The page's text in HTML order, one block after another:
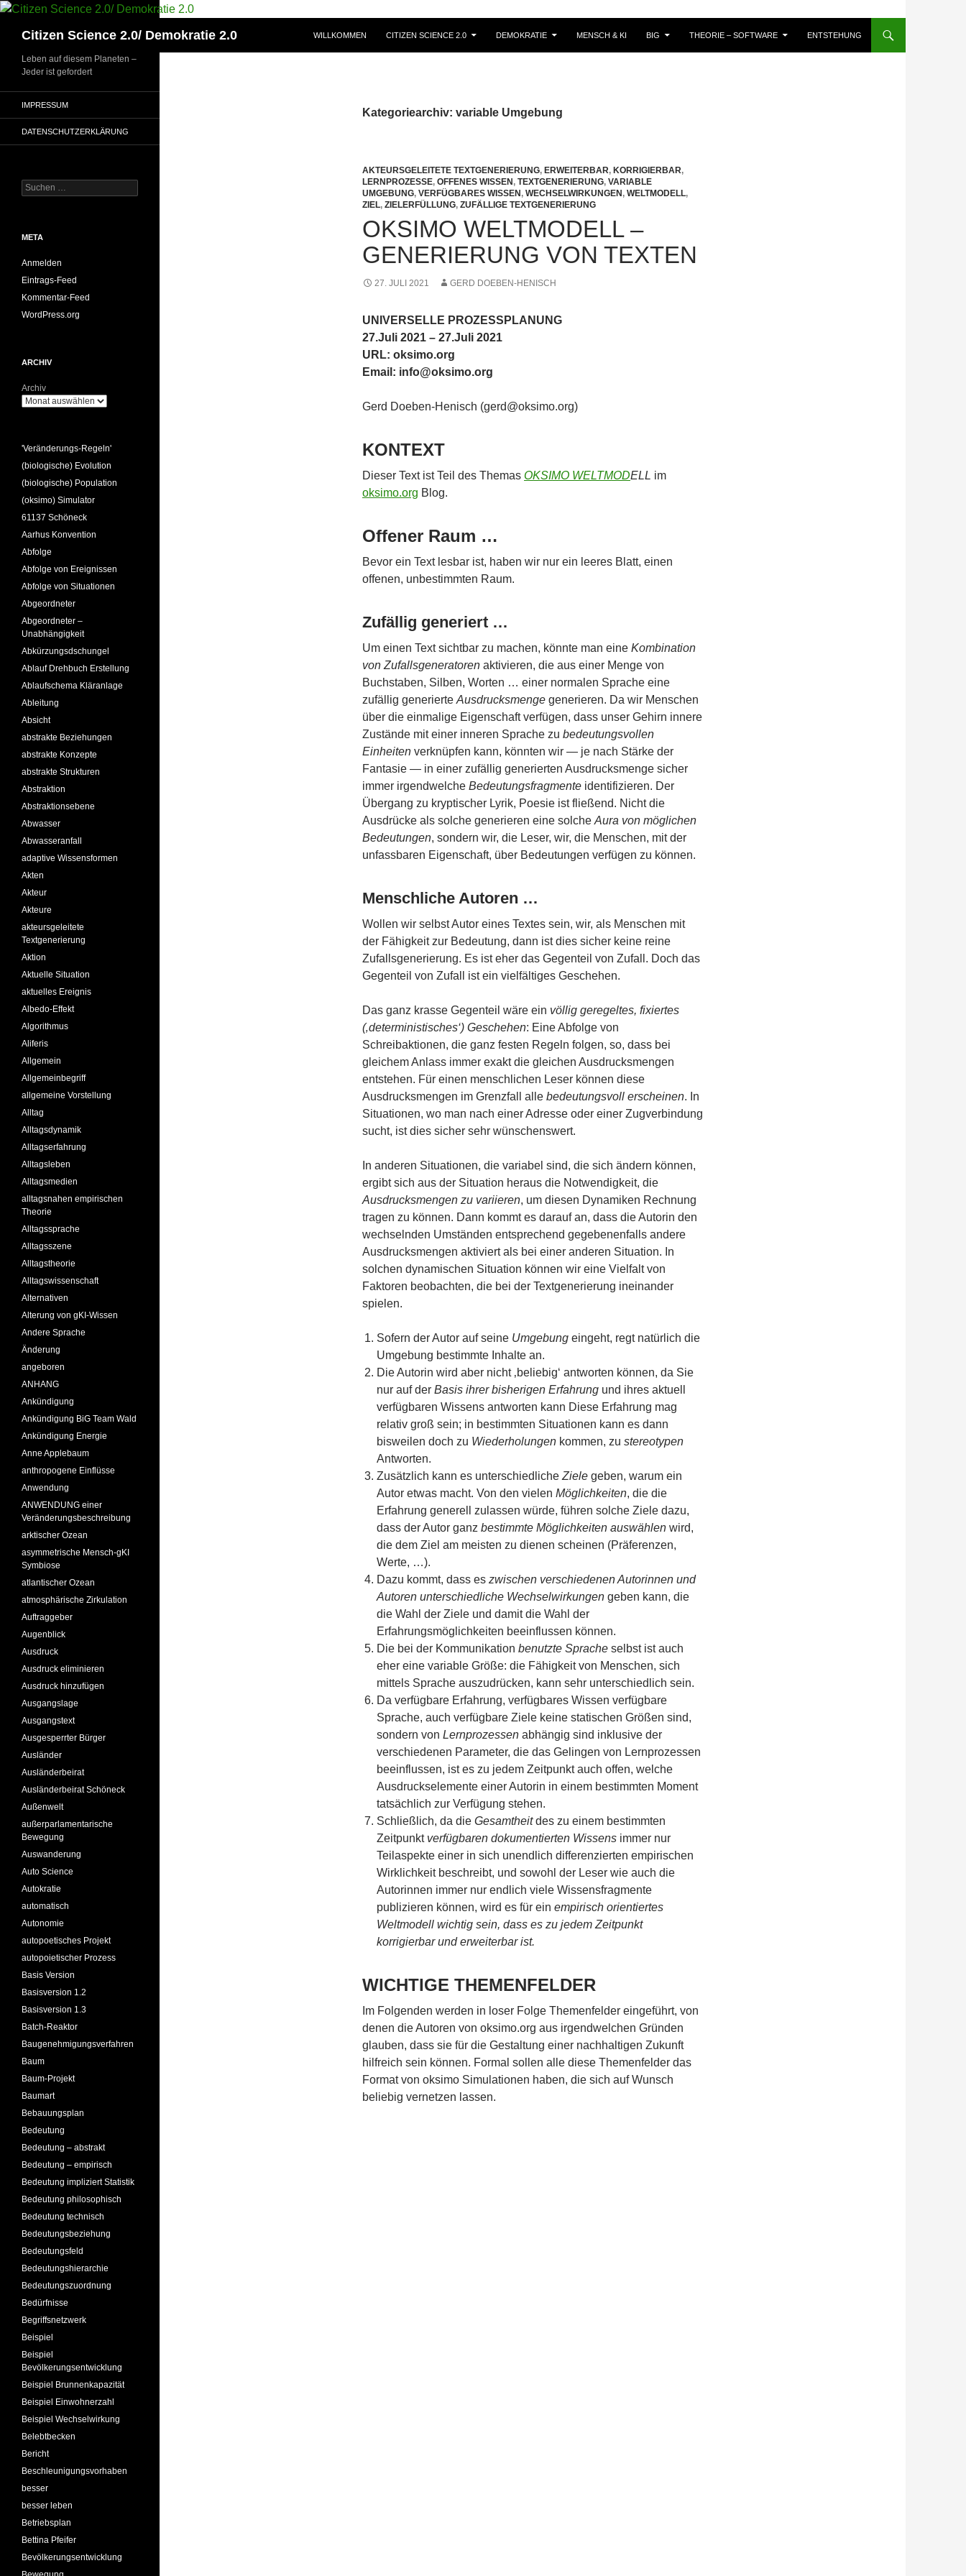
Zum
springenCitizen Science 2.0/ Demokratie 2.0 WILLKOMMEN CITIZEN SCIENCE 2.0 DEMOKRATIE MENSCH & KI BIG THEORIE – SOFTWARE ENTSTEHUNG
Kategoriearchiv: variable Umgebung
AKTEURSGELEITETE TEXTGENERIERUNG, ERWEITERBAR, KORRIGIERBAR,
LERNPROZESSE, OFFENES WISSEN, TEXTGENERIERUNG, VARIABLE
UMGEBUNG, VERFÜGBARES WISSEN, WECHSELWIRKUNGEN, WELTMODELL,
ZIEL, ZIELERFÜLLUNG, ZUFÄLLIGE TEXTGENERIERUNG
OKSIMO WELTMODELL –
GENERIERUNG VON TEXTEN
27. JULI 2021 GERD DOEBEN-HENISCH
UNIVERSELLE PROZESSPLANUNG
27.Juli 2021 – 27.Juli 2021
URL: oksimo.org
Email: info@oksimo.org
Gerd Doeben-Henisch (gerd@oksimo.org)
KONTEXT
Dieser Text ist Teil des Themas OKSIMO WELTMODELL im
oksimo.org Blog.
Offener Raum …
Bevor ein Text lesbar ist, haben wir nur ein leeres Blatt, einen
offenen, unbestimmten Raum.
Zufällig generiert …
Um einen Text sichtbar zu machen, könnte man eine Kombination
von Zufallsgeneratoren aktivieren, die aus einer Menge von
Buchstaben, Silben, Worten … einer normalen Sprache eine
zufällig generierte Ausdrucksmenge generieren. Da wir Menschen
über die einmalige Eigenschaft verfügen, dass unser Gehirn innere
Zustände mit einer inneren Sprache zu bedeutungsvollen
Einheiten verknüpfen kann, könnten wir — je nach Stärke der
Fantasie — in einer zufällig generierten Ausdrucksmenge sicher
immer irgendwelche Bedeutungsfragmente identifizieren. Der
Übergang zu kryptischer Lyrik, Poesie ist fließend. Nicht die
Ausdrücke als solche generieren eine solche Aura von möglichen
Bedeutungen, sondern wir, die Leser, wir, die Menschen, mit der
unfassbaren Eigenschaft, über Bedeutungen verfügen zu können.
Menschliche Autoren …
Wollen wir selbst Autor eines Textes sein, wir, als Menschen mit
der Fähigkeit zur Bedeutung, dann ist dies sicher keine reine
Zufallsgenerierung. Es ist eher das Gegenteil von Zufall. Doch das
Gegenteil von Zufall ist ein vielfältiges Geschehen.
Das ganz krasse Gegenteil wäre ein völlig geregeltes, fixiertes
(‚deterministisches‘) Geschehen: Eine Abfolge von
Schreibaktionen, die ganz festen Regeln folgen, so, dass bei
gleichem Anlass immer exakt die gleichen Ausdrucksmengen
entstehen. Für einen menschlichen Leser können diese
Ausdrucksmengen im Grenzfall alle bedeutungsvoll erscheinen. In
Situationen, wo man nach einer Adresse oder einer Zugverbindung
sucht, ist dies sicher sehr wünschenswert.
In anderen Situationen, die variabel sind, die sich ändern können,
ergibt sich aus der Situation heraus die Notwendigkeit, die
Ausdrucksmengen zu variieren, um diesen Dynamiken Rechnung
tragen zu können. Dann kommt es darauf an, dass die Autorin den
wechselnden Umständen entsprechend gegebenenfalls andere
Ausdrucksmengen aktiviert als bei einer anderen Situation. In
solchen dynamischen Situation können wir eine Vielfalt von
Faktoren beobachten, die bei der Textgenerierung ineinander
spielen.
Sofern der Autor auf seine Umgebung eingeht, regt natürlich die
Umgebung bestimmte Inhalte an.
Die Autorin wird aber nicht ‚beliebig‘ antworten können, da Sie
nur auf der Basis ihrer bisherigen Erfahrung und ihres aktuell
verfügbaren Wissens antworten kann Diese Erfahrung mag
relativ groß sein; in bestimmten Situationen kann es dann
bisweilen doch zu Wiederholungen kommen, zu stereotypen
Antworten.
Zusätzlich kann es unterschiedliche Ziele geben, warum ein
Autor etwas macht. Von den vielen Möglichkeiten, die die
Erfahrung generell zulassen würde, führen solche Ziele dazu,
dass der Autor ganz bestimmte Möglichkeiten auswählen wird,
die dem Ziel am meisten zu dienen scheinen (Präferenzen,
Werte, …).
Dazu kommt, dass es zwischen verschiedenen Autorinnen und
Autoren unterschiedliche Wechselwirkungen geben kann, die
die Wahl der Ziele und damit die Wahl der
Erfahrungsmöglichkeiten beeinflussen können.
Die bei der Kommunikation benutzte Sprache selbst ist auch
eher eine variable Größe: die Fähigkeit von Menschen, sich
mittels Sprache auszudrücken, kann sehr unterschiedlich sein.
Da verfügbare Erfahrung, verfügbares Wissen verfügbare
Sprache, auch verfügbare Ziele keine statischen Größen sind,
sondern von Lernprozessen abhängig sind inklusive der
verschiedenen Parameter, die das Gelingen von Lernprozessen
beeinflussen, ist es zu jedem Zeitpunkt auch offen, welche
Ausdruckselemente einer Autorin in einem bestimmten Moment
tatsächlich zur Verfügung stehen.
Schließlich, da die Gesamtheitdes zu einem bestimmten
Zeitpunkt verfügbaren dokumentierten Wissens immer nur
Teilaspekte einer in sich unendlich differenzierten empirischen
Wirklichkeit beschreibt, und sowohl der Leser wie auch die
Autorinnen immer nur endlich viele Wissensfragmente
publizieren können, wird es für ein empirisch orientiertes
Weltmodell wichtig sein, dass es zu jedem Zeitpunkt
korrigierbar und erweiterbar ist.
WICHTIGE THEMENFELDER
Im Folgenden werden in loser Folge Themenfelder eingeführt, von
denen die Autoren von oksimo.org aus irgendwelchen Gründen
glauben, dass sie für die Gestaltung einer nachhaltigen Zukunft
hilfreich sein können. Formal sollen alle diese Themenfelder das
Format von oksimo Simulationen haben, die sich auf Wunsch
beliebig vernetzen lassen.
Leben auf diesem Planeten –
Jeder ist gefordert
IMPRESSUM
DATENSCHUTZERKLÄRUNG
Suchen
nach:
META
Anmelden
Eintrags-Feed
Kommentar-Feed
WordPress.org
ARCHIV
Archiv
'Veränderungs-Regeln'
(biologische) Evolution
(biologische) Population
(oksimo) Simulator
61137 Schöneck
Aarhus Konvention
Abfolge
Abfolge von Ereignissen
Abfolge von Situationen
Abgeordneter
Abgeordneter –
Unabhängigkeit
Abkürzungsdschungel
Ablauf Drehbuch Erstellung
Ablaufschema Kläranlage
Ableitung
Absicht
abstrakte Beziehungen
abstrakte Konzepte
abstrakte Strukturen
Abstraktion
Abstraktionsebene
Abwasser
Abwasseranfall
adaptive Wissensformen
Akten
Akteur
Akteure
akteursgeleitete
Textgenerierung
Aktion
Aktuelle Situation
aktuelles Ereignis
Albedo-Effekt
Algorithmus
Aliferis
Allgemein
Allgemeinbegriff
allgemeine Vorstellung
Alltag
Alltagsdynamik
Alltagserfahrung
Alltagsleben
Alltagsmedien
alltagsnahen empirischen
Theorie
Alltagssprache
Alltagsszene
Alltagstheorie
Alltagswissenschaft
Alternativen
Alterung von gKI-Wissen
Andere Sprache
Änderung
angeboren
ANHANG
Ankündigung
Ankündigung BiG Team Wald
Ankündigung Energie
Anne Applebaum
anthropogene Einflüsse
Anwendung
ANWENDUNG einer
Veränderungsbeschreibung
arktischer Ozean
asymmetrische Mensch-gKI
Symbiose
atlantischer Ozean
atmosphärische Zirkulation
Auftraggeber
Augenblick
Ausdruck
Ausdruck eliminieren
Ausdruck hinzufügen
Ausgangslage
Ausgangstext
Ausgesperrter Bürger
Ausländer
Ausländerbeirat
Ausländerbeirat Schöneck
Außenwelt
außerparlamentarische
Bewegung
Auswanderung
Auto Science
Autokratie
automatisch
Autonomie
autopoetisches Projekt
autopoietischer Prozess
Basis Version
Basisversion 1.2
Basisversion 1.3
Batch-Reaktor
Baugenehmigungsverfahren
Baum
Baum-Projekt
Baumart
Bebauungsplan
Bedeutung
Bedeutung – abstrakt
Bedeutung – empirisch
Bedeutung impliziert Statistik
Bedeutung philosophisch
Bedeutung technisch
Bedeutungsbeziehung
Bedeutungsfeld
Bedeutungshierarchie
Bedeutungszuordnung
Bedürfnisse
Begriffsnetzwerk
Beispiel
Beispiel
Bevölkerungsentwicklung
Beispiel Brunnenkapazität
Beispiel Einwohnerzahl
Beispiel Wechselwirkung
Belebtbecken
Bericht
Beschleunigungsvorhaben
besser
besser leben
Betriebsplan
Bettina Pfeifer
Bevölkerungsentwicklung